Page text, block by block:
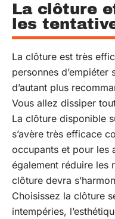
La clôture
les
La clôture est très
personnes d’empiéter
d’autant plus
Vous allez dissiper
La clôture disponible
s’avère très efficace
occupants et pour les
également réduire les
clôture devra
Choisissez la clôture
intempéries,